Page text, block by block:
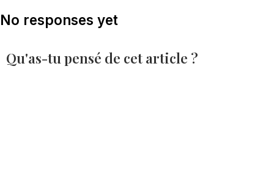
No responses yet
Qu'as-tu pensé de cet article ?